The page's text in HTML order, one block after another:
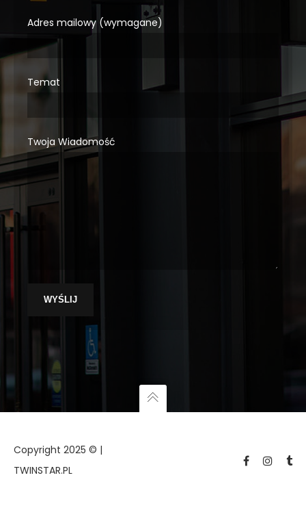
Adres mailowy (wymagane)
Temat
Twoja Wiadomość
Copyright 2025 © |
TWINSTAR.PL